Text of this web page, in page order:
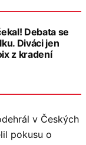
Debata se
Diváci jen
z kradení
v Českých
pokusu o